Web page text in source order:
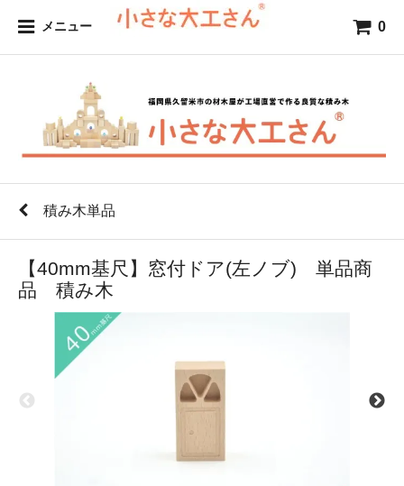
メニュー 0
積み木単品
【40mm基尺】窓付ドア(左ノブ) 単品商
品 積み木